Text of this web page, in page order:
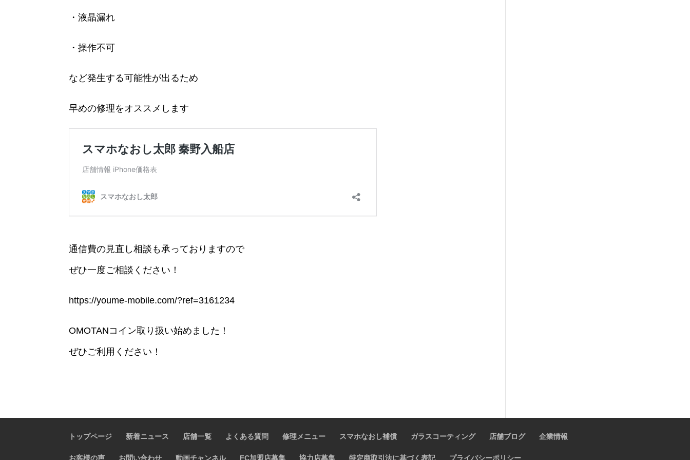
・液晶漏れ
・操作不可
など発生する可能性が出るため
早めの修理をオススメします
通信費の見直し相談も承っておりますので
ぜひ一度ご相談ください！
https://youme-mobile.com/?ref=3161234
OMOTANコイン取り扱い始めました！
ぜひご利用ください！
トップページ 新着ニュース 店舗一覧 よくある質問 修理メニュー スマホなおし補償 ガラスコーティング 店舗ブログ 企業情報
お客様の声 お問い合わせ 動画チャンネル FC加盟店募集 協力店募集 特定商取引法に基づく表記 プライバシーポリシー